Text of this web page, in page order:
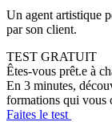
Un agent artistique
par son client.
TEST GRATUIT
Êtes-vous prêt.e à
En 3 minutes,
formations qui vous
Faites le test